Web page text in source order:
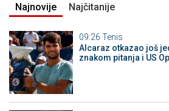
Najnovije Najčitanije
09:26 Tenis
Alcaraz otkazao još
znakom pitanja i US